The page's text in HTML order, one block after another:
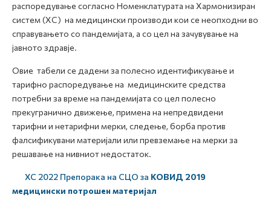
распоредување согласно Номенклатурата на Хармонизиран
систем (ХС) на медицински производи кои се неопходни во
справувањето со пандемијата, а со цел на зачувување на
јавното здравје.
Овие табели се дадени за полесно идентификување и
тарифно распоредување на медицинските средства
потребни за време на пандемијата со цел полесно
прекугранично движење, примена на непредвидени
тарифни и нетарифни мерки, следење, борба против
фалсификувани материјали или превземање на мерки за
решавање на нивниот недостаток.
ХС 2022 Препорака на СЦО за КОВИД 2019
медицински потрошен материјал